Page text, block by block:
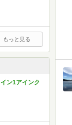
もっと見る
ン1アインク